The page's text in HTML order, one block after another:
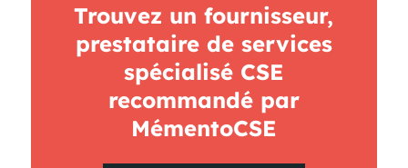
Trouvez un fournisseur,
prestataire de services
spécialisé CSE
recommandé par
MémentoCSE